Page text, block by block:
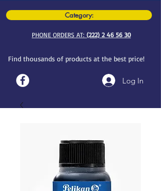
Category:
PHONE ORDERS AT: (222) 2 46 56 30
Find thousands of products at the best price!
Log In